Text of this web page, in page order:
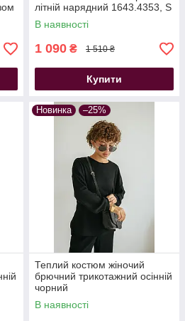
літній нарядний 1643.4353, S
В наявності
1 090 ₴ 1 510 ₴
Купити
Новинка –25%
Теплий костюм жіночий
брючний трикотажний осінній
чорний
В наявності